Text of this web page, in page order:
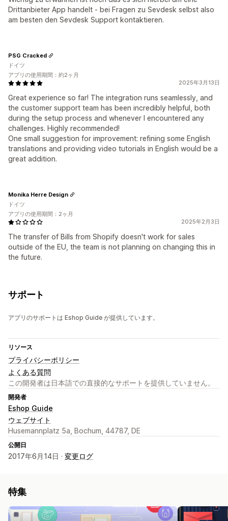
Drittanbieter App handelt - bei Fragen zu Sevdesk selbst also
am besten den Sevdesk Support kontaktieren.
2025年3月13日
Great experience so far! The integration runs seamlessly, and
the customer support team has been incredibly helpful, both
during the setup process and whenever I encountered any
challenges. Highly recommended!
One small suggestion for improvement: refining some English
translations and providing video tutorials in English would be a
great addition.
PSG Cracked
ドイツ
アプリの使用期間：約2ヶ月
2025年2月3日
The transfer of Bills from Shopify doesn't work for sales
outside of the EU, the team is not planning on changing this in
the future.
Monika Herre Design
ドイツ
アプリの使用期間：2ヶ月
サポート
アプリのサポートは Eshop Guide が提供しています。
リソース
プライバシーポリシー
よくある質問
この開発者は日本語での直接的なサポートを提供していません。
開発者
Eshop Guide
ウェブサイト
Husemannplatz 5a, Bochum, 44787, DE
公開日
2017年6月14日 · 変更ログ
特集